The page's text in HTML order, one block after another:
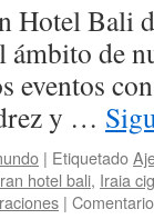
Hotel Bali
ámbito de
eventos
y …
| Etiquetado
hotel bali, Iraia
|